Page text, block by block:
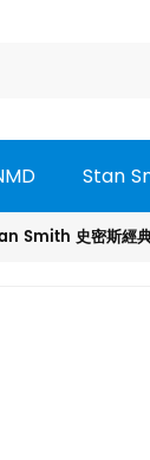
Stan
Smith 史密斯經